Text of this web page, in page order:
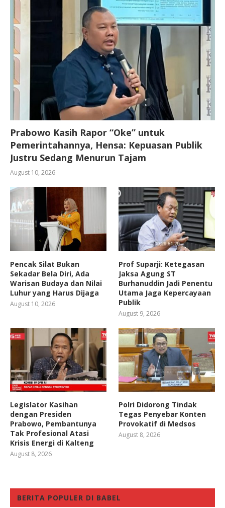
Prabowo Kasih Rapor “Oke” untuk
Pemerintahannya, Hensa: Kepuasan Publik
Justru Sedang Menurun Tajam
August 10, 2026
Pencak Silat Bukan
Sekadar Bela Diri, Ada
Warisan Budaya dan Nilai
Luhur yang Harus Dijaga
August 10, 2026
Prof Suparji: Ketegasan
Jaksa Agung ST
Burhanuddin Jadi Penentu
Utama Jaga Kepercayaan
Publik
August 9, 2026
Legislator Kasihan
dengan Presiden
Prabowo, Pembantunya
Tak Profesional Atasi
Krisis Energi di Kalteng
August 8, 2026
Polri Didorong Tindak
Tegas Penyebar Konten
Provokatif di Medsos
August 8, 2026
BERITA POPULER DI BABEL